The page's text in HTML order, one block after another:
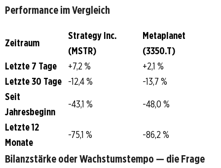
Performance im Vergleich
Zeitraum
Strategy Inc.
(MSTR)
Metaplanet
(3350.T)
Letzte 7 Tage
+7,2 %
+2,1 %
Letzte 30 Tage -12,4 %
-13,7 %
Seit
Jahresbeginn
-43,1 %
-48,0 %
Letzte 12
Monate
-75,1 % -86,2 %
Bilanzstärke oder Wachstumstempo — die Frage